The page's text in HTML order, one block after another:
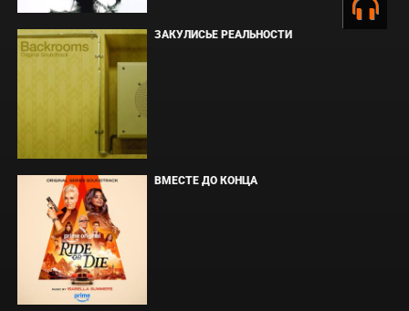
ЗАКУЛИСЬЕ РЕАЛЬНОСТИ
ВМЕСТЕ ДО КОНЦА